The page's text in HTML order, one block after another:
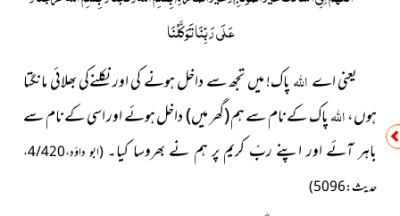
عَلَی رَبِّنَا تَوَکَّلْنَا
یعنی اےاللہپاک! میں تجھ سے داخل ہونے کی اور نکلنےکی بھلائی مانگتا
ہوں،اللہپاک کے نام سے ہم (گھر میں) داخل ہوئے اور اسی کے نام سے
باہر آئے اور اپنے ربِّ کریم پر ہم نے بھروسا کیا۔
(ابو داؤد،4/420،
حدیث: 5096)